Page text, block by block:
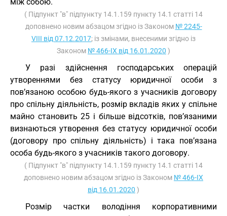
( Підпункт "в" підпункту 14.1.159 пункту 14.1 статті 14
доповнено новим абзацом згідно із Законом № 2245-
VIII від 07.12.2017; із змінами, внесеними згідно із
Законом № 466-IX від 16.01.2020 )
У разі здійснення господарських операцій
утвореннями без статусу юридичної особи з
пов’язаною особою будь-якого з учасників договору
про спільну діяльність, розмір вкладів яких у спільне
майно становить 25 і більше відсотків, пов’язаними
визнаються утворення без статусу юридичної особи
(договору про спільну діяльність) і така пов’язана
особа будь-якого з учасників такого договору.
( Підпункт "в" підпункту 14.1.159 пункту 14.1 статті 14
доповнено новим абзацом згідно із Законом № 466-IX
від 16.01.2020 )
Розмір частки володіння корпоративними